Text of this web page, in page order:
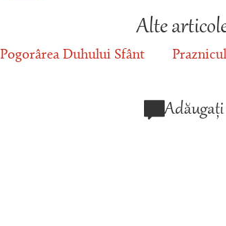
Alte
Pogorârea Duhului Sfânt